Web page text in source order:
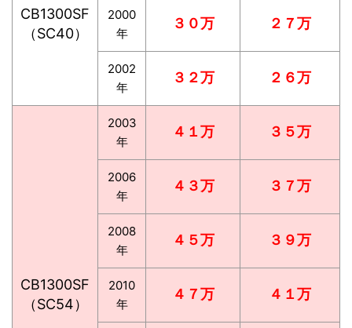
CB1300SF
（SC40）
2000
年
３０万 ２７万
2002
年
３２万 ２６万
CB1300SF
（SC54）
2003
年
４１万 ３５万
2006
年
４３万 ３７万
2008
年
４５万 ３９万
2010
年
４７万 ４１万